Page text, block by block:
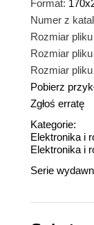
Format:
Numer z
Rozmiar
Rozmiar
Rozmiar
Pobierz
Zgłoś erratę
Kategorie:
Elektronika i
Elektronika i
Serie